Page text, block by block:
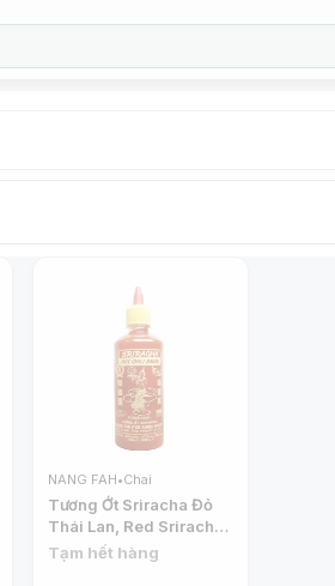
NANG FAH•Chai
Tương Ớt Sriracha Đỏ
Thái Lan, Red Sriracha
Hot Chili Sauce (515g) -
Tạm hết hàng